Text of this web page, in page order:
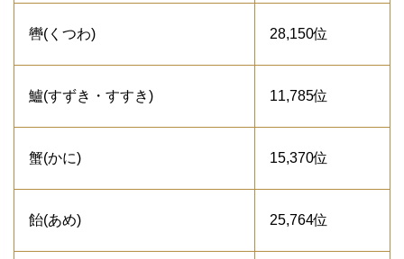
轡(くつわ) 28,150位
鱸(すずき・すすき) 11,785位
蟹(かに) 15,370位
飴(あめ) 25,764位